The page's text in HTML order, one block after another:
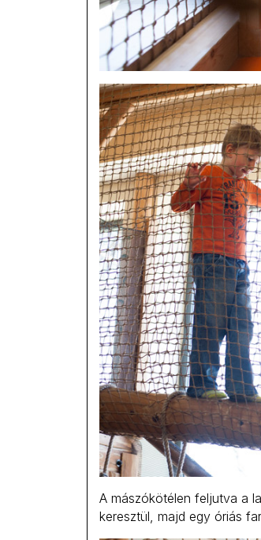
A mászókötélen feljutva a
keresztül, majd egy óriás